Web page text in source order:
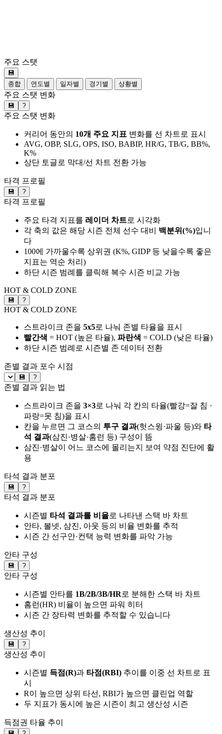
주요 스탯
💾
종합
연도별 일자별 경기별 상황별
주요 스탯 변화
💾 ?
주요 스탯 변화
커리어 동안의 10개 주요 지표 변화를 선 차트로 표시
AVG, OBP, SLG, OPS, ISO, BABIP, HR/G, TB/G, BB%,
K%
상단 토글로 막대/선 차트 전환 가능
타격 프로필
💾 ?
타격 프로필
주요 타격 지표를 레이더 차트로 시각화
각 축의 값은 해당 시즌 전체 선수 대비 백분위(%)입니
다
100에 가까울수록 상위권 (K%, GIDP 등 낮을수록 좋은
지표는 역순 처리)
하단 시즌 범례를 클릭해 복수 시즌 비교 가능
HOT & COLD ZONE
💾 ?
HOT & COLD ZONE
스트라이크 존을 5x5로 나눠 존별 타율을 표시
빨간색 = HOT (높은 타율), 파란색 = COLD (낮은 타율)
하단 시즌 범례로 시즌별 존 데이터 전환
존별 결과 포수 시점
💾 ?
존별 결과 읽는 법
스트라이크 존을 3×3로 나눠 각 칸의 타율(빨강=잘 침 ·
파랑=못 침)을 표시
칸을 누르면 그 코스의 투구 결과(헛스윙·파울 등)와 타
석 결과(삼진·병살·홈런 등) 구성이 뜸
삼진·병살이 어느 코스에 몰리는지 보여 약점 진단에 활
용
타석 결과 분포
💾 ?
타석 결과 분포
시즌별 타석 결과를 비율로 나타낸 스택 바 차트
안타, 볼넷, 삼진, 아웃 등의 비율 변화를 추적
시즌 간 선구안·컨택 능력 변화를 파악 가능
안타 구성
💾 ?
안타 구성
시즌별 안타를 1B/2B/3B/HR로 분해한 스택 바 차트
홈런(HR) 비율이 높으면 파워 히터
시즌 간 장타력 변화를 추적할 수 있습니다
생산성 추이
💾 ?
생산성 추이
시즌별 득점(R)과 타점(RBI) 추이를 이중 선 차트로 표
시
R이 높으면 상위 타선, RBI가 높으면 클린업 역할
두 지표가 동시에 높은 시즌이 최고 생산성 시즌
득점권 타율 추이